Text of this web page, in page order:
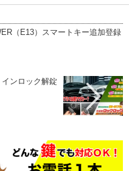
（E13）スマートキー追加登録
ンロック解錠